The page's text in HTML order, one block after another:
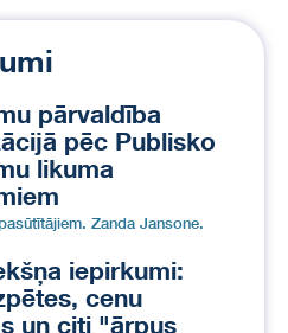
pārvaldība
pēc Publisko
likuma
Zanda Jansone.
iepirkumi:
cenu
un citi "ārpus